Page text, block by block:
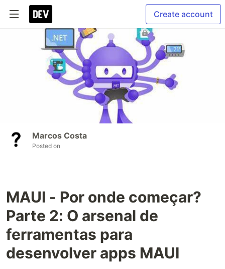
Create account
Marcos Costa
Posted on
MAUI - Por onde começar?
Parte 2: O arsenal de
ferramentas para
desenvolver apps MAUI